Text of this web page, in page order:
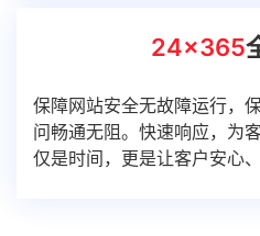
24x365
保障网站安全无故障运行，
问畅通无阻。快速响应，为
仅是时间，更是让客户安心、